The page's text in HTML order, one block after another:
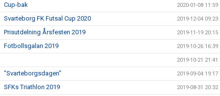
Cup-bak 2020-01-08 11:59
Svarteborg FK Futsal Cup 2020 2019-12-04 09:23
Prisutdelning Årsfesten 2019 2019-11-19 20:15
Fotbollsgalan 2019 2019-10-26 16:39
2019-10-21 21:41
"Svarteborgsdagen" 2019-09-04 19:17
SFKs Triathlon 2019 2019-08-31 20:32